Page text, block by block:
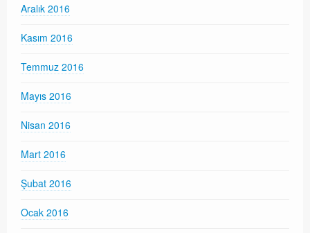
Aralık 2016
Kasım 2016
Temmuz 2016
Mayıs 2016
Nisan 2016
Mart 2016
Şubat 2016
Ocak 2016